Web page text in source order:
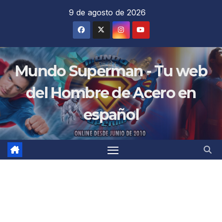
9 de agosto de 2026
Mundo Superman - Tu web
del Hombre de Acero en
español